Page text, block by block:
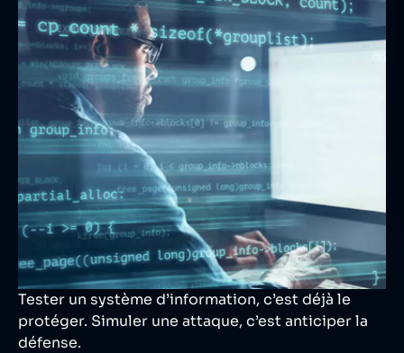
Tester un système d’information, c’est déjà le
protéger. Simuler une attaque, c’est anticiper la
défense.